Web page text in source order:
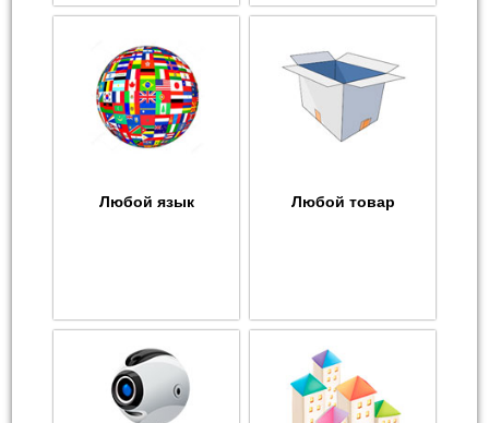
Любой язык Любой товар